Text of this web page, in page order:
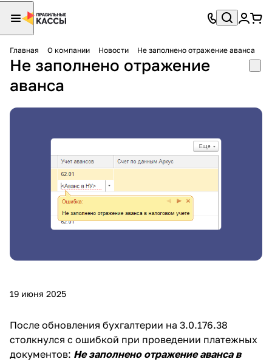
Главная О компании Новости Не заполнено отражение аванса
Не заполнено отражение
аванса
19 июня 2025
После обновления бухгалтерии на 3.0.176.38
столкнулся с ошибкой при проведении платежных
документов: Не заполнено отражение аванса в